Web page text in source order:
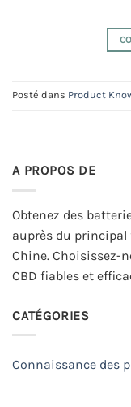
Posté dans Product
A PROPOS DE
Obtenez des
auprès du
Chine. Choisissez-
CBD fiables et
CATÉGORIES
Connaissance des